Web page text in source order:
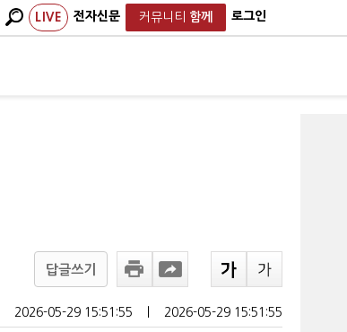
LIVE 전자신문 커뮤니티 함께 로그인
답글쓰기
2026-05-29 15:51:55 2026-05-29 15:51:55